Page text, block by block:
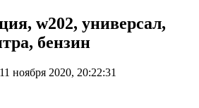
w202, универсал,
бензин
ноября 2020, 20:22:31